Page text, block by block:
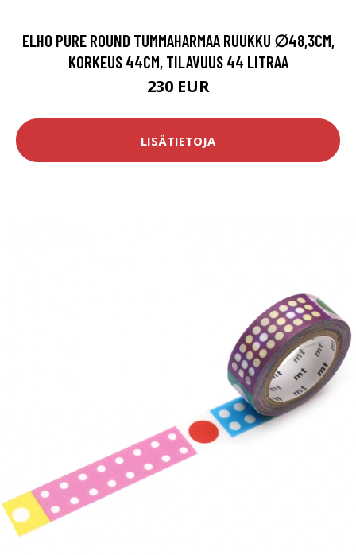
ELHO PURE ROUND TUMMAHARMAA RUUKKU ∅48,3CM,
KORKEUS 44CM, TILAVUUS 44 LITRAA
230 EUR
LISÄTIETOJA